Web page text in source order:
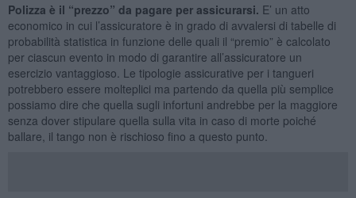
Polizza è il “prezzo” da pagare per assicurarsi. E’ un atto
economico in cui l’assicuratore è in grado di avvalersi di tabelle di
probabilità statistica in funzione delle quali il “premio” è calcolato
per ciascun evento in modo di garantire all’assicuratore un
esercizio vantaggioso. Le tipologie assicurative per i tangueri
potrebbero essere molteplici ma partendo da quella più semplice
possiamo dire che quella sugli infortuni andrebbe per la maggiore
senza dover stipulare quella sulla vita in caso di morte poiché
ballare, il tango non è rischioso fino a questo punto.